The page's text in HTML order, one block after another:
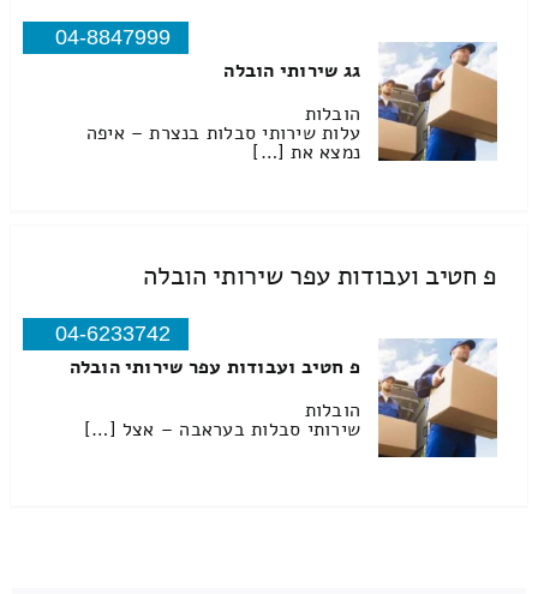
04-8847999
גג שירותי הובלה
הובלות
עלות שירותי סבלות בנצרת – איפה
נמצא את […]
פ חטיב ועבודות עפר שירותי הובלה
04-6233742
פ חטיב ועבודות עפר שירותי הובלה
הובלות
שירותי סבלות בעראבה – אצל […]